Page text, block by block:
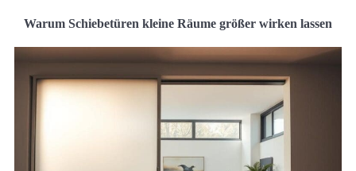
Warum Schiebetüren kleine Räume größer wirken lassen